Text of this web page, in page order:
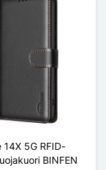
14X 5G RFID-
BINFEN